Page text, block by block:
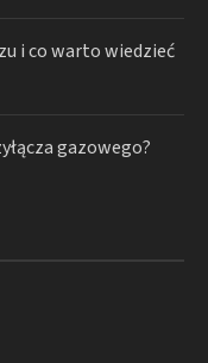
i co warto wiedzieć
gazowego?